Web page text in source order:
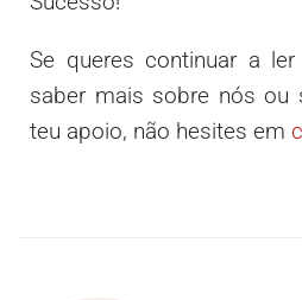
Se queres continuar a
saber mais sobre nós ou
teu apoio, não hesites em